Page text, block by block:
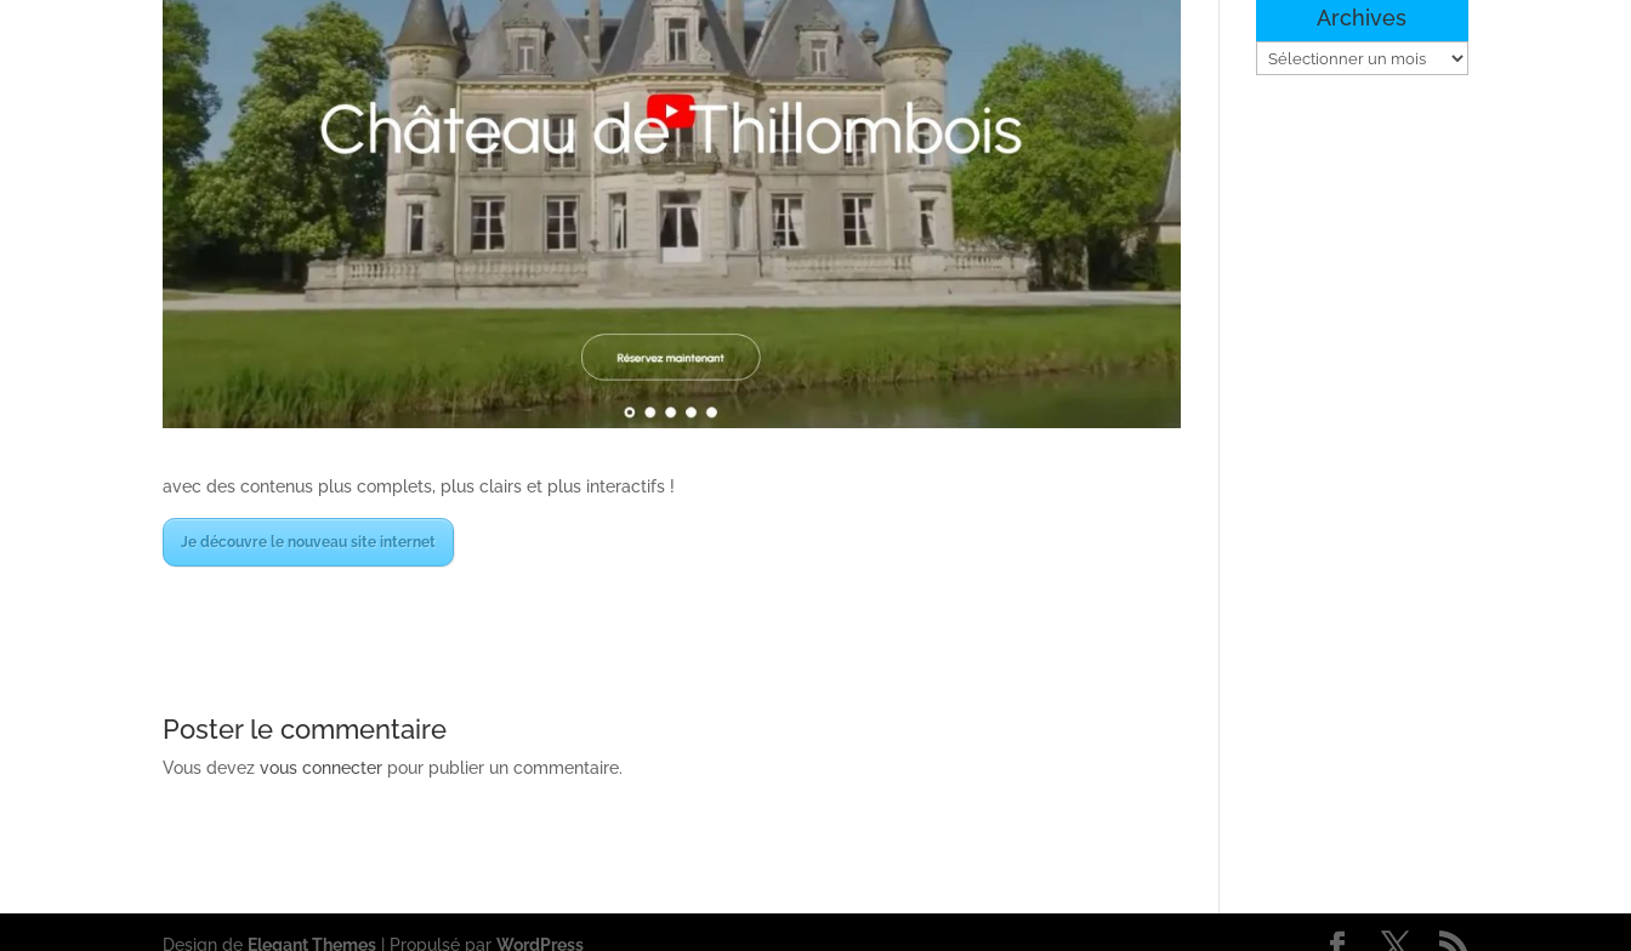
avec des contenus plus complets, plus clairs et plus interactifs !
Je découvre le nouveau site internet
Poster le commentaire
Vous devezvous connecter pour publier un commentaire.
Archives
Archives
Design de Elegant Themes | Propulsé parWordPress